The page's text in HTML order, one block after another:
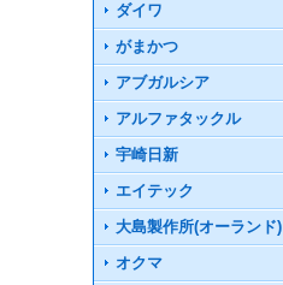
ダイワ
がまかつ
アブガルシア
アルファタックル
宇崎日新
エイテック
大島製作所(オーランド)
オクマ